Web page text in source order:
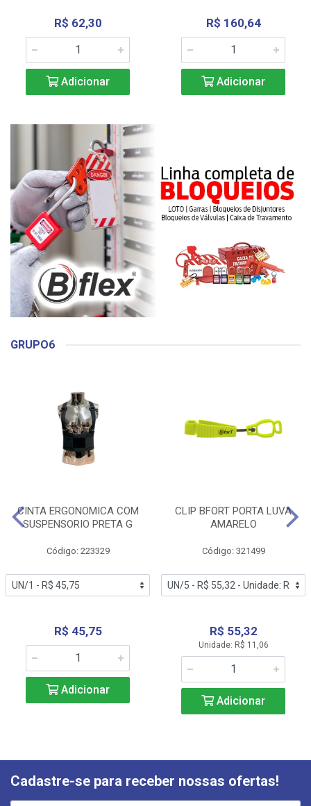
R$ 62,30
Adicionar
R$ 160,64
Adicionar
GRUPO6
CINTA ERGONOMICA COM
SUSPENSORIO PRETA G
Código: 223329
R$ 45,75
Adicionar
CLIP BFORT PORTA LUVA
AMARELO
Código: 321499
R$ 55,32
Unidade: R$ 11,06
Adicionar
Cadastre-se para receber nossas ofertas!